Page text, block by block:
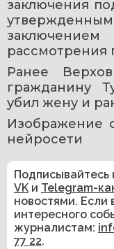
заключения
рассмотрения
Ранее
гражданину
убил жену и
Изображение
нейросети
Подписывайтесь
VK и Telegram-
новостями. Если
интересного
журналистам:
77 22.